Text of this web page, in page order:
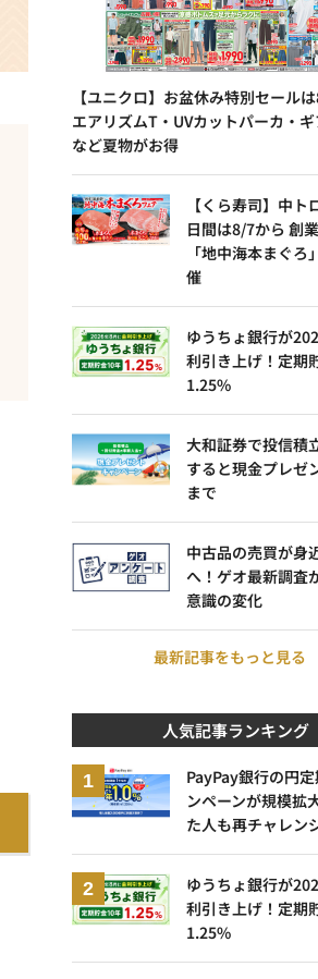
【ユニクロ】お盆休み特別セール
エアリズムT・UVカットパーカ・
など夏物がお得
【くら寿司】中ト
日間は8/7から 創
「地中海本まぐろ
催
ゆうちょ銀行が
利引き上げ！定期
1.25%
大和証券で投信積
すると現金プレゼ
まで
中古品の売買が身
へ！ゲオ最新調査
意識の変化
最新記事をもっと見る
人気記事ランキング
PayPay銀行の円
ンペーンが規模拡
た人も再チャレン
ゆうちょ銀行が
利引き上げ！定期
1.25%